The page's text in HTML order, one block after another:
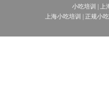
小吃培训 上
上海小吃培训
正规小